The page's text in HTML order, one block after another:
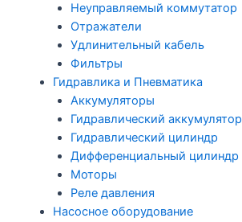
Неуправляемый коммутатор
Отражатели
Удлинительный кабель
Фильтры
Гидравлика и Пневматика
Аккумуляторы
Гидравлический аккумулятор
Гидравлический цилиндр
Дифференциальный цилиндр
Моторы
Реле давления
Насосное оборудование